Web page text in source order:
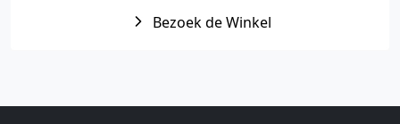
Bezoek de Winkel